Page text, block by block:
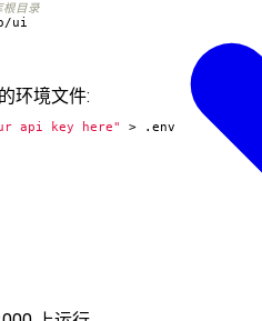
目录
ui
环境文件:
> .env